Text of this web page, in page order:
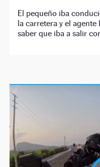
El pequeño iba
la carretera y el
saber que iba a salir